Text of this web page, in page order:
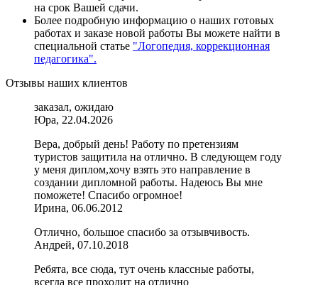
на срок Вашей сдачи.
Более подробную информацию о наших готовых
работах и заказе новой работы Вы можете найти в
специальной статье "Логопедия, коррекционная
педагогика".
Отзывы наших клиентов
заказал, ожидаю
Юра, 22.04.2026
Вера, добрый день! Работу по претензиям
туристов защитила на отлично. В следующем году
у меня диплом,хочу взять это направление в
создании дипломной работы. Надеюсь Вы мне
поможете! Спасибо огромное!
Ирина, 06.06.2012
Отлично, большое спасибо за отзывчивость.
Андрей, 07.10.2018
Ребята, все сюда, тут очень классные работы,
всегда все проходит на отлично